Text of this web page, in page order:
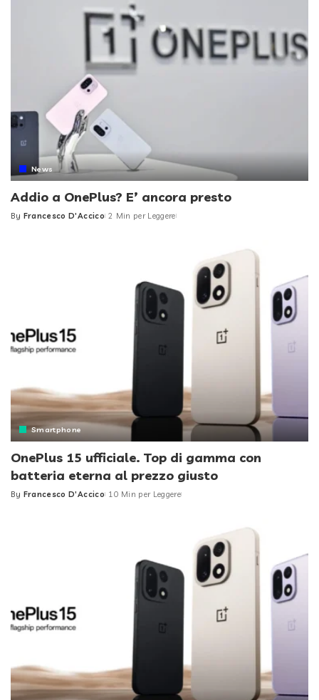
News
Addio a OnePlus? E’ ancora presto
Posted
By Francesco D'Accico 2 Min per Leggere
Smartphone
OnePlus 15 ufficiale. Top di gamma con
batteria eterna al prezzo giusto
Posted
By Francesco D'Accico 10 Min per Leggere